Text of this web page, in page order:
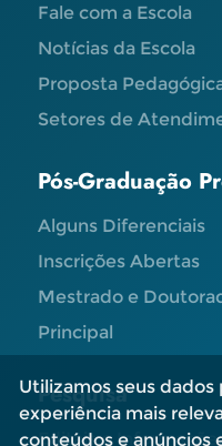
Fale com a Escola
Notícias da Escola
Proposta
Setores de
Pós-Graduação
Alguns Diferenciais
Inscrições Abertas
Mestrado e
Principal
Pesquisa
Editais e
Utilizamos seus
experiência mais
conteúdos e anúncios